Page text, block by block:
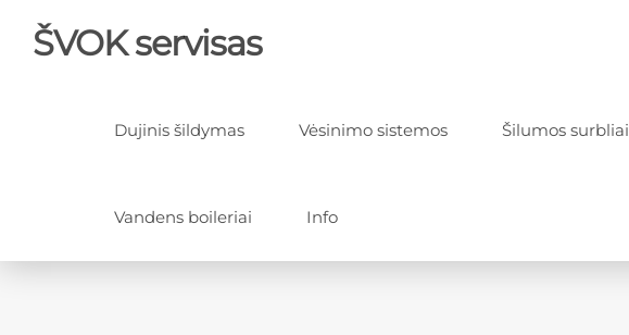
ŠVOK servisas
Dujinis šildymas Vėsinimo sistemos Šilumos surbliai
Vandens boileriai Info